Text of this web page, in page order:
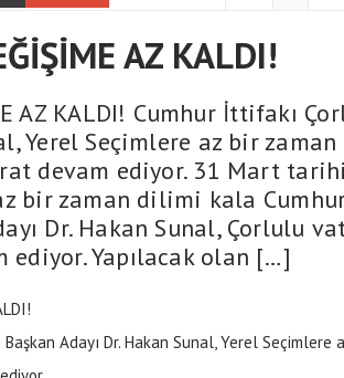
AZ KALDI!
AZ KALDI! Cumhur İttifakı
Yerel Seçimlere az bir zaman
devam ediyor. 31 Mart
bir zaman dilimi kala
Dr. Hakan Sunal, Çorlulu
ediyor. Yapılacak olan […]
Adayı Dr. Hakan Sunal, Yerel Seçimlere